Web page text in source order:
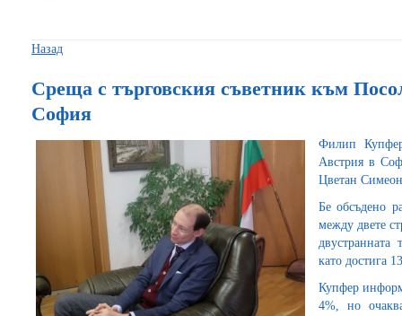
Назад
Среща с търговския съветник към
София
Филип
Австрия в
Цветан
Бе обсъдено
между двете
като достига
Купфер
4%, но